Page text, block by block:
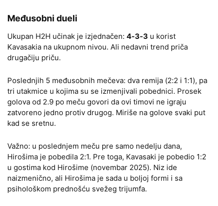
Međusobni dueli
Ukupan H2H učinak je izjednačen: 4-3-3 u korist
Kavasakia na ukupnom nivou. Ali nedavni trend priča
drugačiju priču.
Poslednjih 5 međusobnih mečeva: dva remija (2:2 i 1:1), pa
tri utakmice u kojima su se izmenjivali pobednici. Prosek
golova od 2.9 po meču govori da ovi timovi ne igraju
zatvoreno jedno protiv drugog. Miriše na golove svaki put
kad se sretnu.
Važno: u poslednjem meču pre samo nedelju dana,
Hirošima je pobedila 2:1. Pre toga, Kavasaki je pobedio 1:2
u gostima kod Hirošime (novembar 2025). Niz ide
naizmenično, ali Hirošima je sada u boljoj formi i sa
psihološkom prednošću svežeg trijumfa.